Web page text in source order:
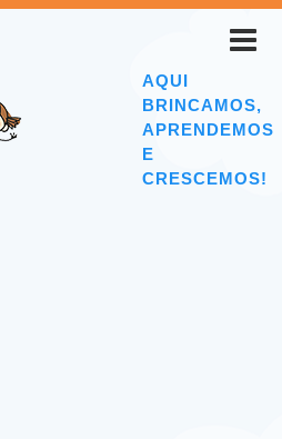
AQUI
BRINCAMOS,
APRENDEMOS
E
CRESCEMOS!